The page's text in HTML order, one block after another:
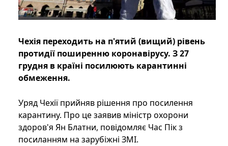
Чехія переходить на п'ятий (вищий) рівень
протидії поширенню коронавірусу. З 27
грудня в країні посилюють карантинні
обмеження.
Уряд Чехії прийняв рішення про посилення
карантину. Про це заявив міністр охорони
здоров'я Ян Блатни, повідомляє Час Пік з
посиланням на зарубіжні ЗМІ.